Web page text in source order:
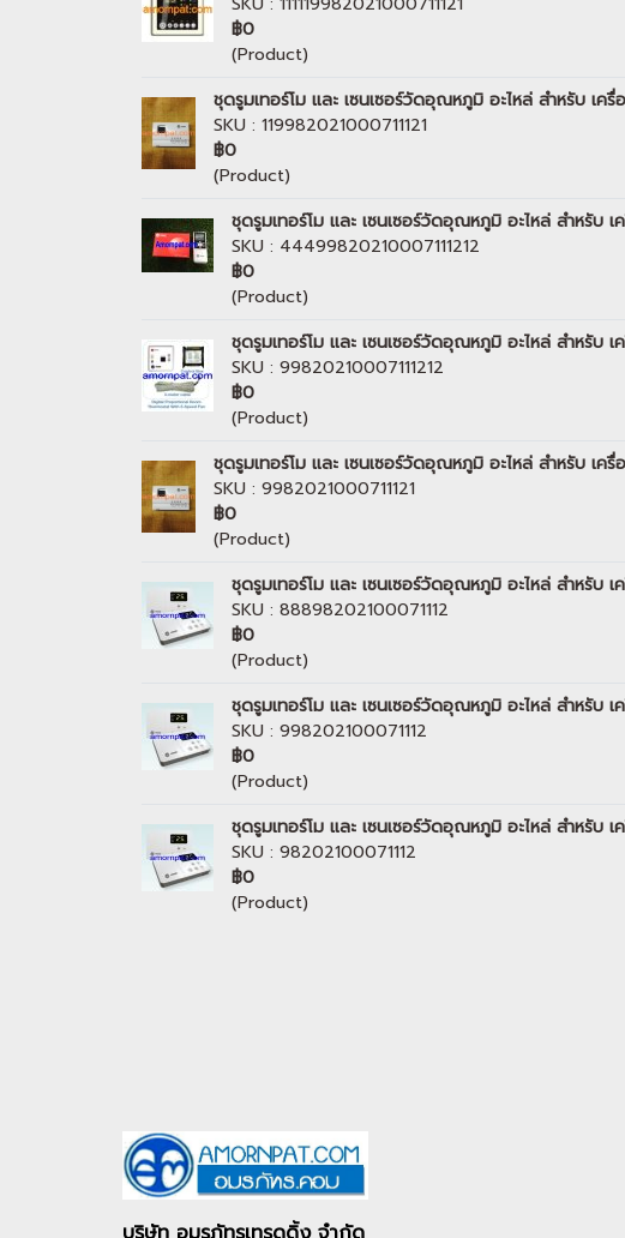
฿0
(Product)
ชุดรูมเทอร์โม และ เซนเซอร์วัดอุณหภูมิ อะไหล่ สำหรับ
SKU : 119982021000711121
฿0
(Product)
ชุดรูมเทอร์โม และ เซนเซอร์วัดอุณหภูมิ อะไหล่ สำหรั
SKU : 44499820210007111212
฿0
(Product)
ชุดรูมเทอร์โม และ เซนเซอร์วัดอุณหภูมิ อะไหล่ สำหรั
SKU : 99820210007111212
฿0
(Product)
ชุดรูมเทอร์โม และ เซนเซอร์วัดอุณหภูมิ อะไหล่ สำหรับ
SKU : 9982021000711121
฿0
(Product)
ชุดรูมเทอร์โม และ เซนเซอร์วัดอุณหภูมิ อะไหล่ สำหรั
SKU : 88898202100071112
฿0
(Product)
ชุดรูมเทอร์โม และ เซนเซอร์วัดอุณหภูมิ อะไหล่ สำหรั
SKU : 998202100071112
฿0
(Product)
ชุดรูมเทอร์โม และ เซนเซอร์วัดอุณหภูมิ อะไหล่ สำหรั
SKU : 98202100071112
฿0
(Product)